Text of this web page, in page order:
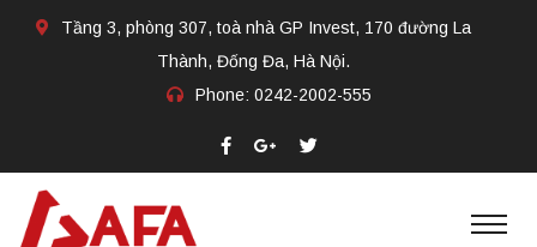
Tầng 3, phòng 307, toà nhà GP Invest, 170 đường La
Thành, Đống Đa, Hà Nội.
Phone: 0242-2002-555​